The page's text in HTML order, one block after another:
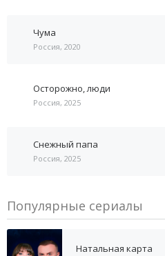
Чума
Россия, 2020
Осторожно, люди
Россия, 2025
Снежный папа
Россия, 2025
Популярные сериалы
Натальная карта